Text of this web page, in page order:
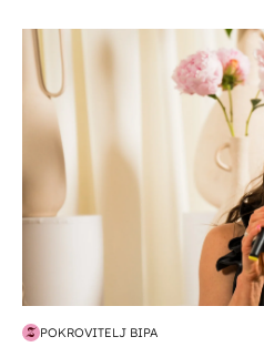
moda & ljepota
POKROVITELJ BIPA